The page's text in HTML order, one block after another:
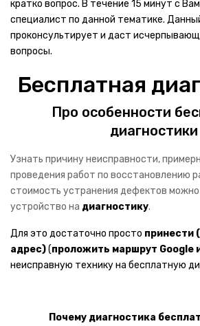
Мониторы
Принтеры МФУ
Сканеры
Игровые рули
КОМПЛЕКТУЮЩИЕ
Блоки питания
Жесткие диски
кратко вопрос. В течение 15 минут с
специалист по данной тематике.
проконсультирует и даст
вопросы.
Бесплатная
Про особенности
диагностики
Узнать причину неисправности,
проведения работ по восстановлению
стоимость устранения дефектов
устройство на диагностику.
Для это достаточно просто принести
адрес)(проложить маршрут Google
неисправную технику на бесплатную
Почему диагностика